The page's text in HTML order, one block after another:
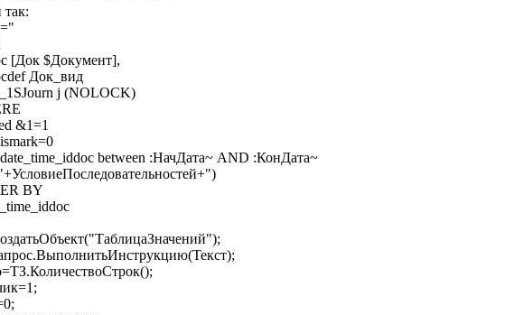
[Док $Документ],
Док_вид
j (NOLOCK)
&1=1
between :НачДата~ AND :КонДата~
BY